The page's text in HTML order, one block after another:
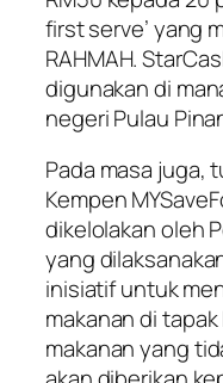
first serve’ yang
RAHMAH.
digunakan di
negeri Pulau
Pada masa juga,
Kempen
dikelolakan oleh
yang
inisiatif untuk
makanan di
makanan yang